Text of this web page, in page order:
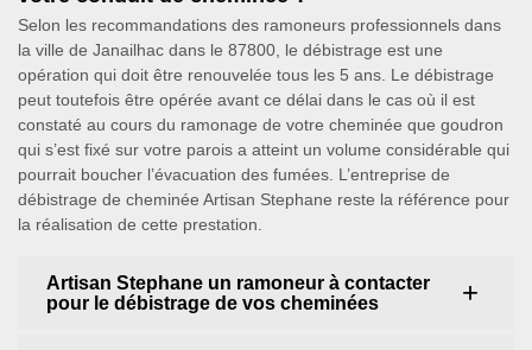
Selon les recommandations des ramoneurs professionnels dans
la ville de Janailhac dans le 87800, le débistrage est une
opération qui doit être renouvelée tous les 5 ans. Le débistrage
peut toutefois être opérée avant ce délai dans le cas où il est
constaté au cours du ramonage de votre cheminée que goudron
qui s’est fixé sur votre parois a atteint un volume considérable qui
pourrait boucher l’évacuation des fumées. L’entreprise de
débistrage de cheminée Artisan Stephane reste la référence pour
la réalisation de cette prestation.
Artisan Stephane un ramoneur à contacter
pour le débistrage de vos cheminées